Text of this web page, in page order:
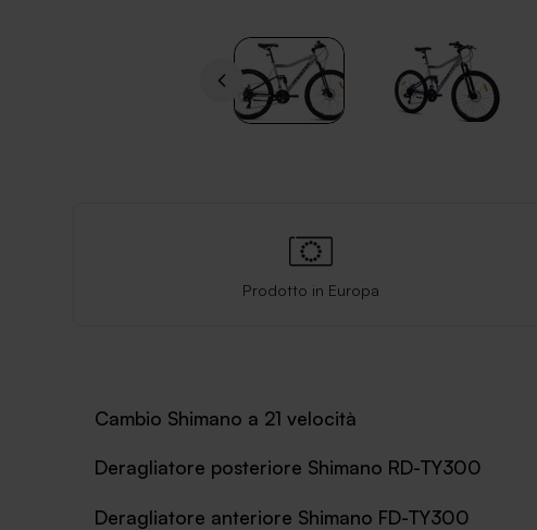
Prodotto in Europa
Cambio Shimano a 21 velocità
Deragliatore posteriore Shimano RD-TY300
Deragliatore anteriore Shimano FD-TY300